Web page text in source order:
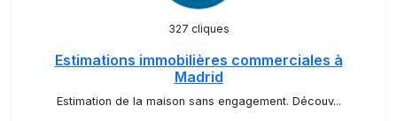
327 cliques
Estimations immobilières commerciales à
Madrid
Estimation de la maison sans engagement. Découv...